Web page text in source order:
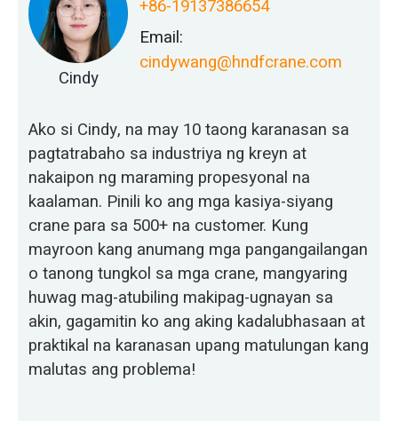
Cindy
+86-19137386654
Email:
cindywang@hndfcrane.com
Ako si Cindy, na may 10 taong karanasan sa
pagtatrabaho sa industriya ng kreyn at
nakaipon ng maraming propesyonal na
kaalaman. Pinili ko ang mga kasiya-siyang
crane para sa 500+ na customer. Kung
mayroon kang anumang mga pangangailangan
o tanong tungkol sa mga crane, mangyaring
huwag mag-atubiling makipag-ugnayan sa
akin, gagamitin ko ang aking kadalubhasaan at
praktikal na karanasan upang matulungan kang
malutas ang problema!